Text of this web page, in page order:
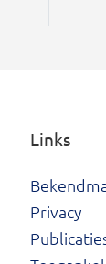
Links
Privacy